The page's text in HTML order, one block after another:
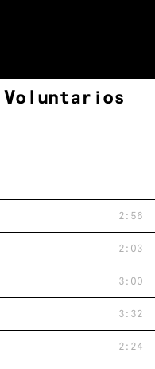
Voluntarios
2:56
2:03
3:00
3:32
2:24